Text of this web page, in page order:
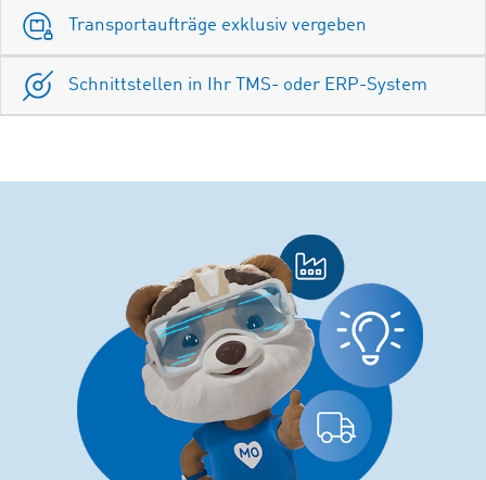
Transportaufträge exklusiv vergeben
Schnittstellen in Ihr TMS- oder ERP-System